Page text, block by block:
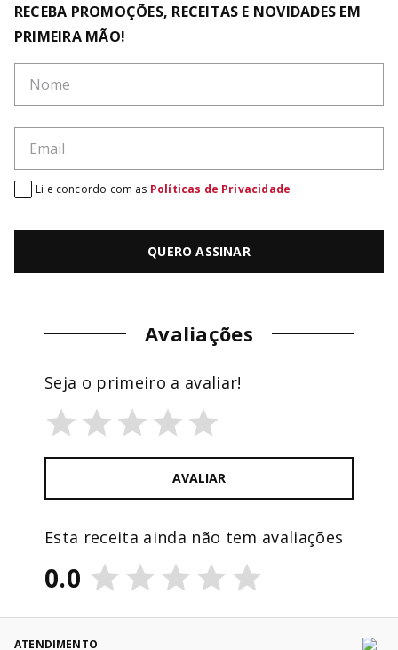
RECEBA PROMOÇÕES, RECEITAS E NOVIDADES EM
PRIMEIRA MÃO!
QUERO ASSINAR
Li e concordo com as Políticas de Privacidade
Avaliações
Esta receita ainda não tem avaliações
0.0
Seja o primeiro a avaliar!
AVALIAR
ATENDIMENTO